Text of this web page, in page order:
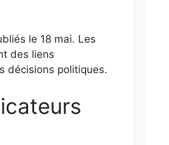
le 18 mai. Les
des liens
décisions politiques.